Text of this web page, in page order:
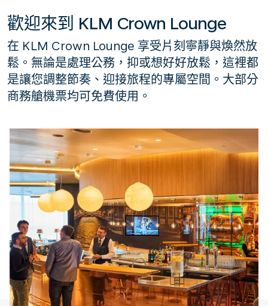
歡迎來到 KLM Crown Lounge
在 KLM Crown Lounge 享受片刻寧靜與煥然放
鬆。無論是處理公務，抑或想好好放鬆，這裡都
是讓您調整節奏、迎接旅程的專屬空間。大部分
商務艙機票均可免費使用。